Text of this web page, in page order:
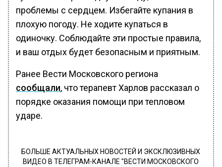
проблемы с сердцем. Избегайте купания в
плохую погоду. Не ходите купаться в
одиночку. Соблюдайте эти простые правила,
и ваш отдых будет безопасным и приятным.
Ранее Вести Московского региона
сообщали, что терапевт Харлов рассказал о
порядке оказания помощи при тепловом
ударе.
БОЛЬШЕ АКТУАЛЬНЫХ НОВОСТЕЙ И ЭКСКЛЮЗИВНЫХ
ВИДЕО В ТЕЛЕГРАМ-КАНАЛЕ "ВЕСТИ МОСКОВСКОГО